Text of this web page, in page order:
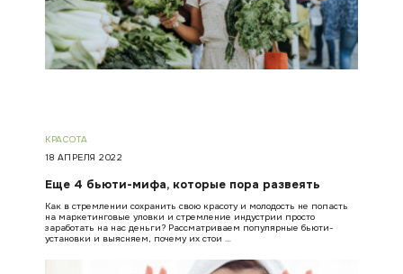
КРАСОТА
18 АПРЕЛЯ 2022
Еще 4 бьюти-мифа, которые пора развеять
Как в стремлении сохранить свою красоту и молодость не попасть
на маркетинговые уловки и стремление индустрии просто
заработать на нас деньги? Рассматриваем популярные бьюти-
установки и выясняем, почему их стои …